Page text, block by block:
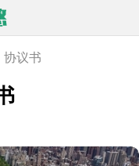
协议书